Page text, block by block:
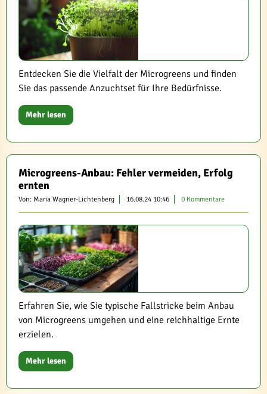
Entdecken Sie die Vielfalt der Microgreens und finden
Sie das passende Anzuchtset für Ihre Bedürfnisse.
Mehr lesen
Microgreens-Anbau: Fehler vermeiden, Erfolg
ernten
Von: Maria Wagner-Lichtenberg 16.08.24 10:46 0 Kommentare
Erfahren Sie, wie Sie typische Fallstricke beim Anbau
von Microgreens umgehen und eine reichhaltige Ernte
erzielen.
Mehr lesen